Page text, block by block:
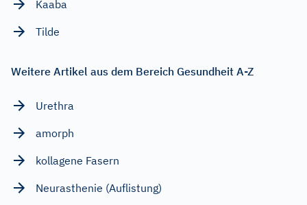
Kaaba
Tilde
Weitere Artikel aus dem Bereich Gesundheit A-Z
Urethra
amorph
kollagene Fasern
Neurasthenie (Auflistung)